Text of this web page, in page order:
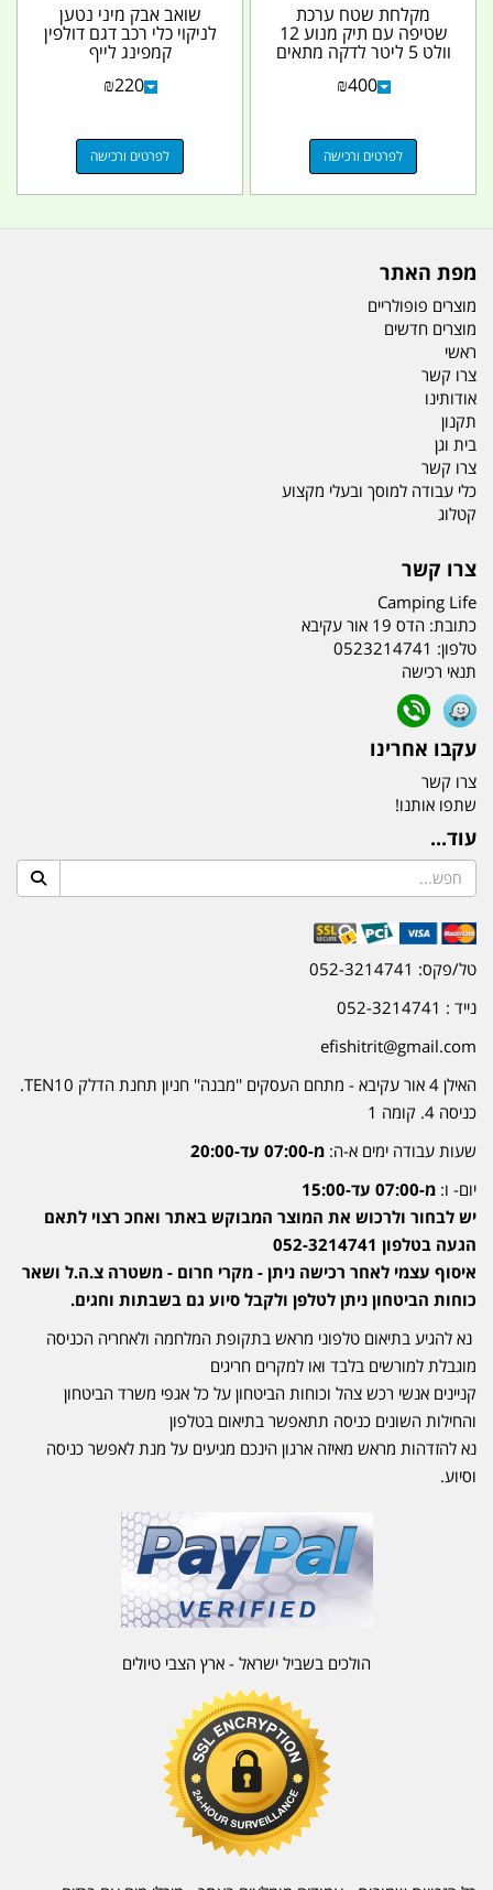
מקלחת שטח ערכת
שטיפה עם תיק מנוע 12
וולט 5 ליטר לדקה מתאים
גם לרחיצת אופנוע ג'ט...
₪400
לפרטים ורכישה
שואב אבק מיני נטען
לניקוי כלי רכב דגם דולפין
קמפינג לייף
₪220
לפרטים ורכישה
מפת האתר
מוצרים פופולריים
מוצרים חדשים
ראשי
צרו קשר
אודותינו
תקנון
בית וגן
צרו קשר
כלי עבודה למוסך ובעלי מקצוע
קטלוג
צרו קשר
Camping Life
כתובת: הדס 19 אור עקיבא
טלפון: 0523214741
תנאי רכישה
עקבו אחרינו
צרו קשר
שתפו אותנו!
עוד...
טל/פקס: 052-3214741
נייד : 052-3214741
efishitrit@gmail.com
האילן 4 אור עקיבא - מתחם העסקים ''מבנה'' חניון תחנת הדלק TEN10.
כניסה 4. קומה 1
שעות עבודה ימים א-ה: מ-07:00 עד-20:00
יום- ו: מ-07:00 עד-15:00
יש לבחור ולרכוש את המוצר המבוקש באתר ואחכ רצוי לתאם
הגעה בטלפון 052-3214741
איסוף עצמי לאחר רכישה ניתן - מקרי חרום - משטרה צ.ה.ל ושאר
כוחות הביטחון ניתן לטלפן ולקבל סיוע גם בשבתות וחגים.
נא להגיע בתיאום טלפוני מראש בתקופת המלחמה ולאחריה הכניסה
מוגבלת למורשים בלבד ואו למקרים חריגים
קניינים אנשי רכש צהל וכוחות הביטחון על כל אגפי משרד הביטחון
והחילות השונים כניסה תתאפשר בתיאום בטלפון
נא להזדהות מראש מאיזה ארגון הינכם מגיעים על מנת לאפשר כניסה
וסיוע.
הולכים בשביל ישראל - ארץ הצבי טיולים